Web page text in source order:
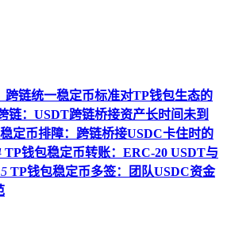
跨链统一稳定币标准对TP钱包生态的
链：USDT跨链桥接资产长时间未到
定币排障：跨链桥接USDC卡住时的
TP钱包稳定币转账：ERC-20 USDT与
5 TP钱包稳定币多签：团队USDC资金